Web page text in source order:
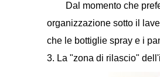
Dal momento che
organizzazione sotto il
che le bottiglie spray e i
3. La "zona di rilascio"